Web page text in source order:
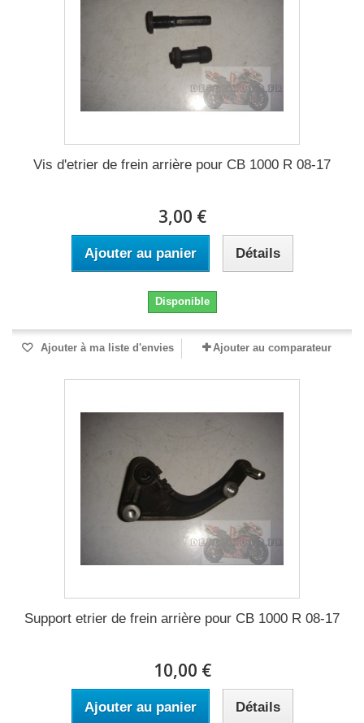
Vis d'etrier de frein arrière pour CB 1000 R 08-17
3,00 €
Ajouter au panier Détails
Disponible
Ajouter à ma liste d'envies Ajouter au comparateur
Support etrier de frein arrière pour CB 1000 R 08-17
10,00 €
Ajouter au panier Détails